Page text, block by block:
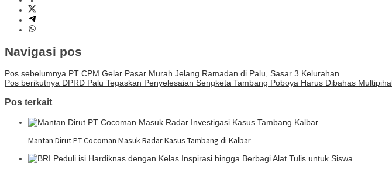
Navigasi pos
Pos sebelumnya PT CPM Gelar Pasar Murah Jelang Ramadan di Palu, Sasar 3 Kelurahan
Pos berikutnya DPRD Palu Tegaskan Penyelesaian Sengketa Tambang Poboya Harus Dibahas
Pos terkait
Mantan Dirut PT Cocoman Masuk Radar Kasus Tambang di Kalbar